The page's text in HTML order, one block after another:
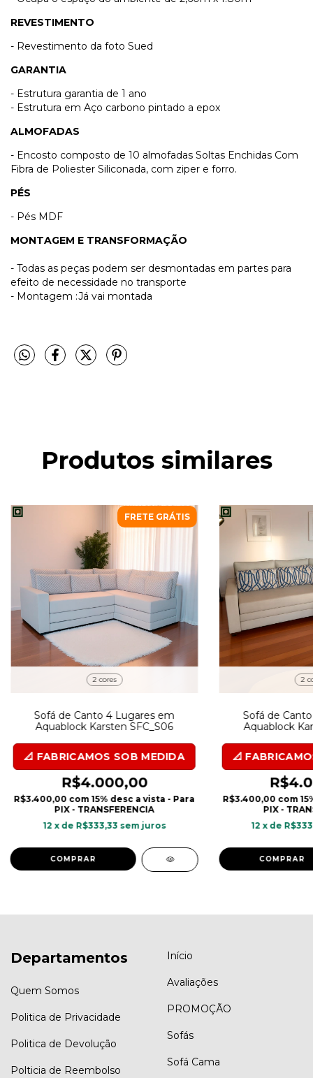
REVESTIMENTO
- Revestimento da foto Sued
GARANTIA
- Estrutura garantia de 1 ano
- Estrutura em Aço carbono pintado a epox
ALMOFADAS
- Encosto composto de 10 almofadas Soltas Enchidas Com
Fibra de Poliester Siliconada, com ziper e forro.
PÉS
- Pés MDF
MONTAGEM E TRANSFORMAÇÃO
- Todas as peças podem ser desmontadas em partes para
efeito de necessidade no transporte
- Montagem :Já vai montada
Produtos similares
FRETE GRÁTIS
2 cores
Sofá de Canto 4 Lugares em
Aquablock Karsten SFC_S06
R$4.000,00
R$3.400,00 com 15% desc a vista - Para
PIX - TRANSFERENCIA
12 x de R$333,33 sem juros
COMPRAR
2
Sofá de
Aquablock
R$3.400,00 com
PIX -
12 x de
COMPRAR
Departamentos
Quem Somos
Politica de Privacidade
Politica de Devolução
Polticia de Reembolso
Início
Avaliações
PROMOÇÃO
Sofás
Sofá Cama